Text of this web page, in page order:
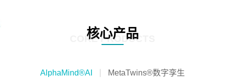
核心产品
CORE PRODUCTS
AlphaMind®AI MetaTwins®数字孪生